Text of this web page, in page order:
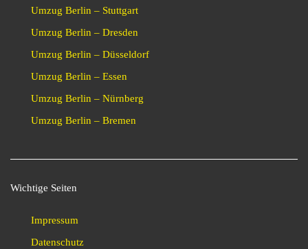
Umzug Berlin – Stuttgart
Umzug Berlin – Dresden
Umzug Berlin – Düsseldorf
Umzug Berlin – Essen
Umzug Berlin – Nürnberg
Umzug Berlin – Bremen
Wichtige Seiten
Impressum
Datenschutz